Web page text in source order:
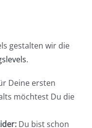
gestalten wir die
.
Deine ersten
möchtest Du die
Du bist schon